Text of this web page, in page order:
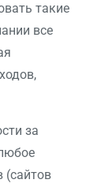
такие
все
за
(сайтов